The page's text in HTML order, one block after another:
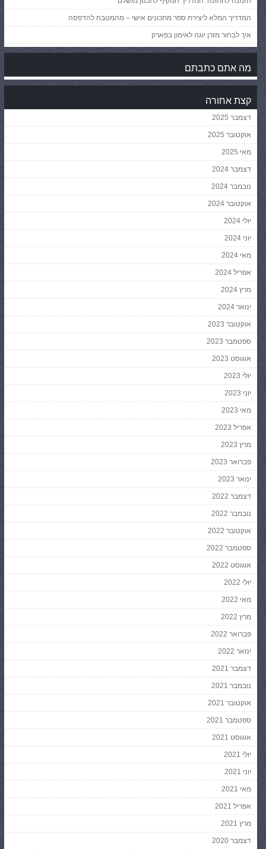
המדריך המלא ליצירת ספר מתכונים אישי – מהמטבח להדפסה
איך לבחור מזרן יוגה לאימון בפארק
מה אתם כתבתם
קצת אחורה
דצמבר 2025
אוקטובר 2025
מאי 2025
דצמבר 2024
נובמבר 2024
אוקטובר 2024
יולי 2024
יוני 2024
מאי 2024
אפריל 2024
מרץ 2024
ינואר 2024
אוקטובר 2023
ספטמבר 2023
אוגוסט 2023
יולי 2023
יוני 2023
מאי 2023
אפריל 2023
מרץ 2023
פברואר 2023
ינואר 2023
דצמבר 2022
נובמבר 2022
אוקטובר 2022
ספטמבר 2022
אוגוסט 2022
יולי 2022
מאי 2022
מרץ 2022
פברואר 2022
ינואר 2022
דצמבר 2021
נובמבר 2021
אוקטובר 2021
ספטמבר 2021
אוגוסט 2021
יולי 2021
יוני 2021
מאי 2021
אפריל 2021
מרץ 2021
דצמבר 2020